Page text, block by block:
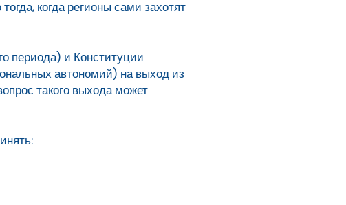
когда регионы сами захотят
периода) и Конституции
автономий) на выход из
такого выхода может